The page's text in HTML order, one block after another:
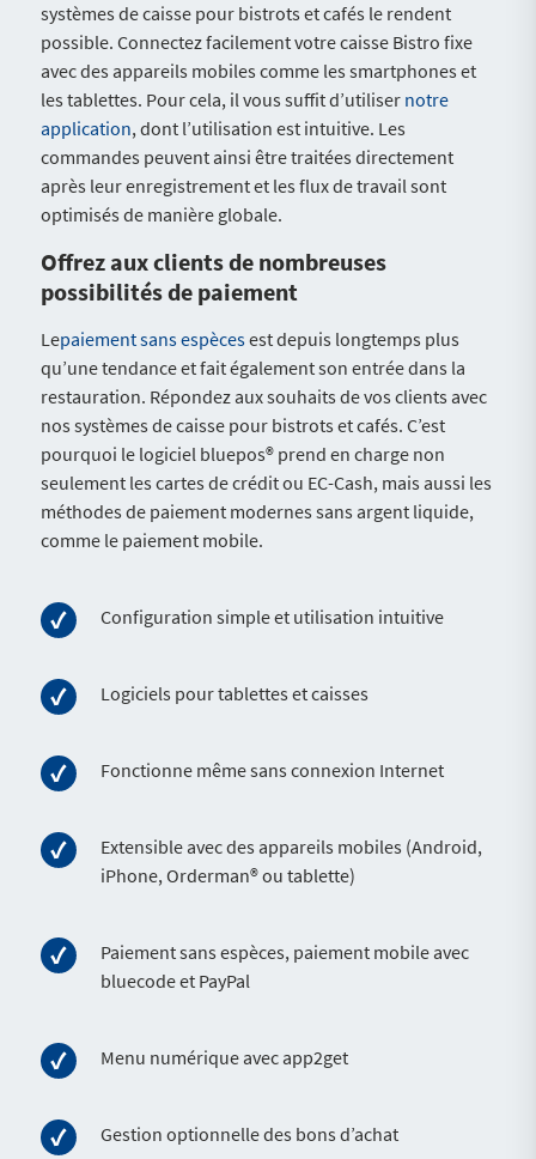
systèmes de caisse pour bistrots et cafés le rendent
possible. Connectez facilement votre caisse Bistro fixe
avec des appareils mobiles comme les smartphones et
les tablettes. Pour cela, il vous suffit d’utiliser notre
application, dont l’utilisation est intuitive. Les
commandes peuvent ainsi être traitées directement
après leur enregistrement et les flux de travail sont
optimisés de manière globale.
Offrez aux clients de nombreuses
possibilités de paiement
Lepaiement sans espècesest depuis longtemps plus
qu’une tendance et fait également son entrée dans la
restauration. Répondez aux souhaits de vos clients avec
nos systèmes de caisse pour bistrots et cafés. C’est
pourquoi le logiciel bluepos® prend en charge non
seulement les cartes de crédit ou EC-Cash, mais aussi les
méthodes de paiement modernes sans argent liquide,
comme le paiement mobile.
Configuration simple et utilisation intuitive
Logiciels pour tablettes et caisses
Fonctionne même sans connexion Internet
Extensible avec des appareils mobiles (Android,
iPhone, Orderman® ou tablette)
Paiement sans espèces, paiement mobile avec
bluecode et PayPal
Menu numérique avec app2get
Gestion optionnelle des bons d’achat